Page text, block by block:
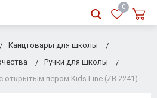
RU
0
Канцтовары для школы
Ручки для школы
открытым пером Kids Line (ZB.2241)